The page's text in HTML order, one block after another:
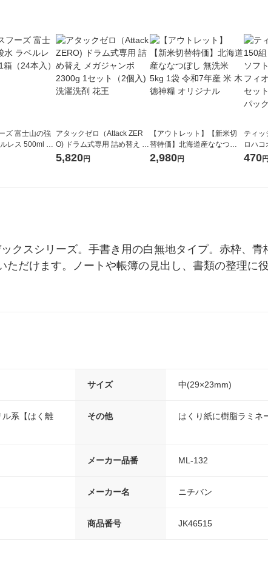
ズ 富士山の強
レス 500ml 1
アタックゼロ（Attack ZER
O) ドラム式専用 詰め替え メ
ガジャンボ 2300g 1セット
5,820円
【アウトレット】【新米切
替特価】北海道産ななつぼ
し 無洗米 5kg 1袋 令和7年産
2,980円
ティッ
ロハコ
ックテ
470円
クスシリーズ。手書き用の白無地タイプ。赤枠、青
ただけます。ノートや帳簿の見出し、書類の整理に
サイズ 中(29×23mm)
ル系【はく離
その他 はくり紙に樹脂ラミネ
メーカー品番 ML-132
メーカー名 ニチバン
商品番号 JK46515